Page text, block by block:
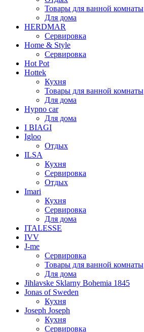
Товары для ванной комнаты
Для дома
HERDMAR
Сервировка
Home & Style
Сервировка
Hot Pot
Hottek
Кухня
Товары для ванной комнаты
Для дома
Hypno car
Для дома
I BIAGI
Igloo
Отдых
ILSA
Кухня
Сервировка
Отдых
Imari
Кухня
Сервировка
Для дома
ITALESSE
IVV
J-me
Сервировка
Товары для ванной комнаты
Для дома
Jihlavske Sklarny Bohemia 1845
Jonas of Sweden
Кухня
Joseph Joseph
Кухня
Сервировка